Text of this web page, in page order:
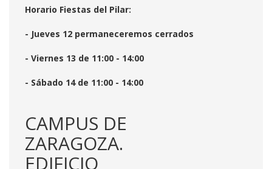
Horario Fiestas del Pilar:
- Jueves 12 permaneceremos cerrados
- Viernes 13 de 11:00 - 14:00
- Sábado 14 de 11:00 - 14:00
CAMPUS DE
ZARAGOZA.
EDIFICIO